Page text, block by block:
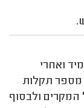
ואחרי
מספר תקלות
המקרים ולבסוף